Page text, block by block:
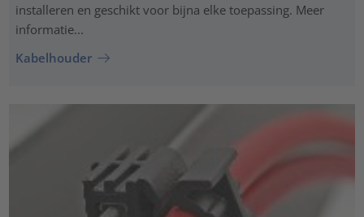
installeren en geschikt voor bijna elke toepassing. Meer
informatie...
Kabelhouder